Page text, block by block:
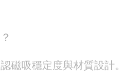
磁吸穩定度與材質設計